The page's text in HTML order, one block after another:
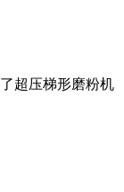
超压梯形磨粉机